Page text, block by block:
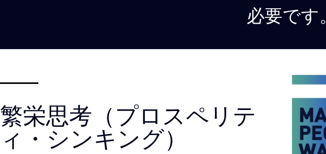
必要です。
繁栄思考（プロスペリテ
ィ・シンキング）